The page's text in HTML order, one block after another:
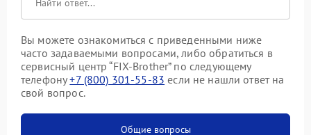
Вы можете ознакомиться с приведенными ниже
часто задаваемыми вопросами, либо обратиться в
сервисный центр “FIX-Brother” по следующему
телефону+7 (800) 301-55-83 если не нашли ответ на
свой вопрос.
Общие вопросы